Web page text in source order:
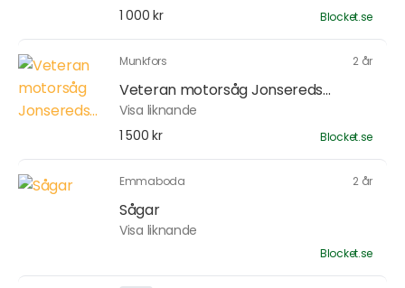
1 000 kr
Blocket.se
Munkfors 2 år
Veteran motorsåg Jonsereds...
Visa liknande
1 500 kr
Blocket.se
Emmaboda 2 år
Sågar
Visa liknande
Blocket.se